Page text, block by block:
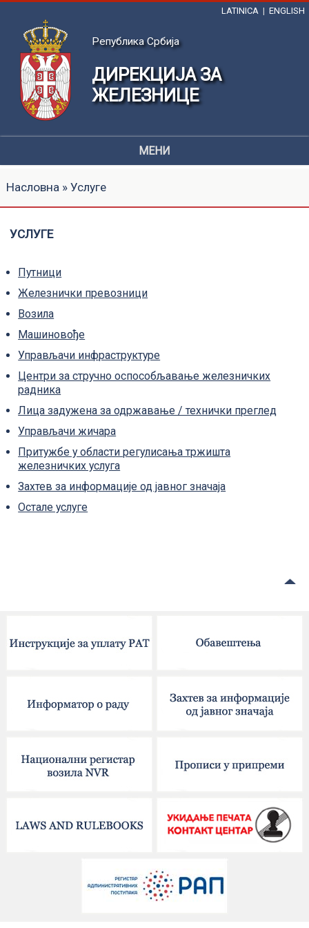
LATINICA | ENGLISH
Република Србија
ДИРЕКЦИЈА ЗА
ЖЕЛЕЗНИЦЕ
МЕНИ
Насловна» Услуге
УСЛУГЕ
Путници
Железнички превозници
Возила
Машиновође
Управљачи инфраструктуре
Центри за стручно оспособљавање железничких
радника
Лица задужена за одржавање / технички преглед
Управљачи жичара
Притужбе у области регулисања тржишта
железничких услуга
Захтев за информације од јавног значаја
Остале услуге